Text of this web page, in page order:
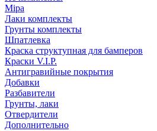
Mipa
Лаки комплекты
Грунты комплекты
Шпатлевка
Краска структупная для бамперов
Краски V.I.P.
Антигравийные покрытия
Добавки
Разбавители
Грунты, лаки
Отвердители
Дополнительно